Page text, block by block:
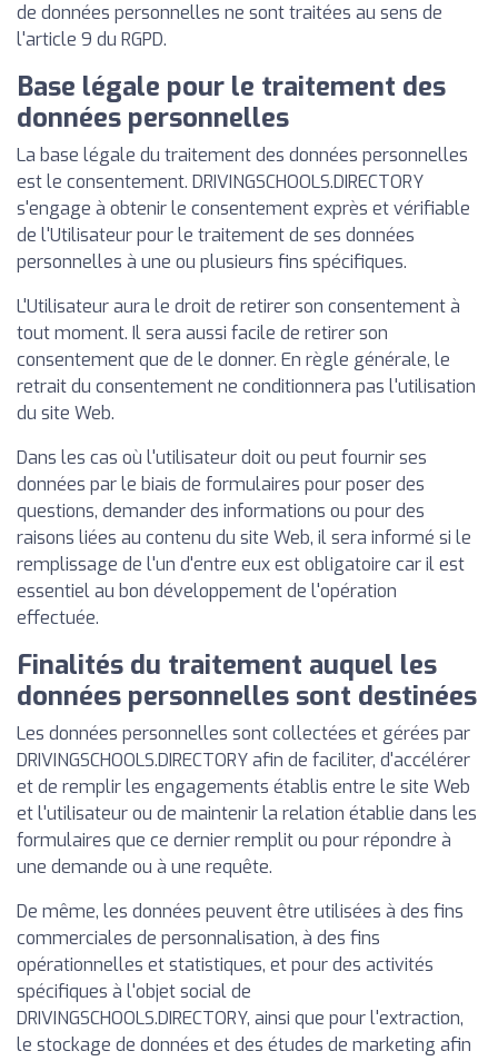
de données personnelles ne sont traitées au sens de
l'article 9 du RGPD.
Base légale pour le traitement des
données personnelles
La base légale du traitement des données personnelles
est le consentement. DRIVINGSCHOOLS.DIRECTORY
s'engage à obtenir le consentement exprès et vérifiable
de l'Utilisateur pour le traitement de ses données
personnelles à une ou plusieurs fins spécifiques.
L'Utilisateur aura le droit de retirer son consentement à
tout moment. Il sera aussi facile de retirer son
consentement que de le donner. En règle générale, le
retrait du consentement ne conditionnera pas l'utilisation
du site Web.
Dans les cas où l'utilisateur doit ou peut fournir ses
données par le biais de formulaires pour poser des
questions, demander des informations ou pour des
raisons liées au contenu du site Web, il sera informé si le
remplissage de l'un d'entre eux est obligatoire car il est
essentiel au bon développement de l'opération
effectuée.
Finalités du traitement auquel les
données personnelles sont destinées
Les données personnelles sont collectées et gérées par
DRIVINGSCHOOLS.DIRECTORY afin de faciliter, d'accélérer
et de remplir les engagements établis entre le site Web
et l'utilisateur ou de maintenir la relation établie dans les
formulaires que ce dernier remplit ou pour répondre à
une demande ou à une requête.
De même, les données peuvent être utilisées à des fins
commerciales de personnalisation, à des fins
opérationnelles et statistiques, et pour des activités
spécifiques à l'objet social de
DRIVINGSCHOOLS.DIRECTORY, ainsi que pour l'extraction,
le stockage de données et des études de marketing afin